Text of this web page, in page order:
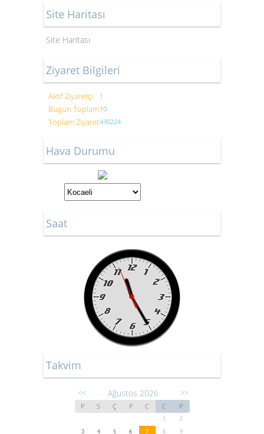
Site Haritası
Site Haritası
Ziyaret Bilgileri
Aktif Ziyaretçi 1
Bugün Toplam10
Toplam Ziyaret430224
Hava Durumu
Saat
Takvim
<< Ağustos 2026 >>
P S Ç P C C P
1
2
3
4 5 6 7 8 9